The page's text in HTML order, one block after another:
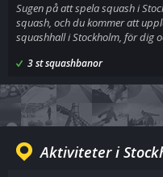
Sugen på att spela squash i
squash, och du kommer att
squashhall i Stockholm, för dig
3 st squashbanor
Aktiviteter i